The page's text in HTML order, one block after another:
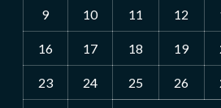
9 10 11 12
16 17 18 19
23 24 25 26